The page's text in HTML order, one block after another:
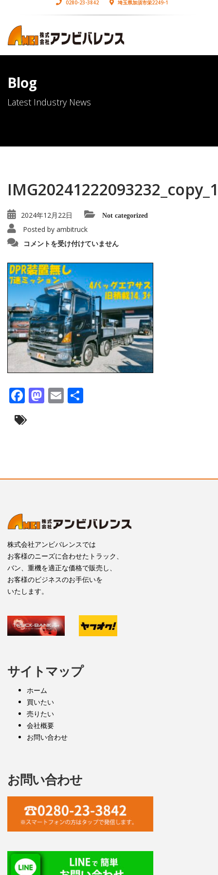
0280-23-3842 埼玉県加須市栄2249-1
Blog
Latest Industry News
2024年12月22日 Not categorized
Posted by ambitruck
IMG20241222093232_copy_1280x960154
は
コメントを受け付けていません
Facebook
Mastodon
Email
株式会社アンビバレンスでは
お客様のニーズに合わせたトラック、
バン、重機を適正な価格で販売し、
お客様のビジネスのお手伝いを
いたします。
サイトマップ
ホーム
買いたい
売りたい
会社概要
お問い合わせ
お問い合わせ